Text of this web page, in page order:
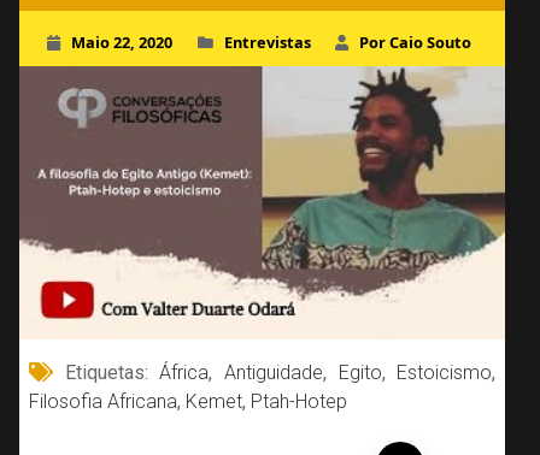
Maio 22, 2020 Entrevistas Por Caio Souto
Etiquetas:África, Antiguidade, Egito, Estoicismo,
Filosofia Africana, Kemet, Ptah-Hotep